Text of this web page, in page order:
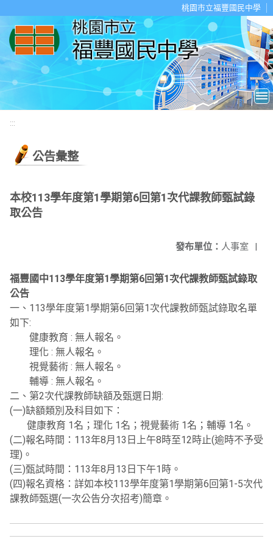
桃園市立福豐國民中學
:::
公告彙整
本校113學年度第1學期第6回第1次代課教師甄試錄
取公告
發布單位： 人事室 |
福豐國中113學年度第1學期第6回第1次代課教師甄試錄取
公告
一、113學年度第1學期第6回第1次代課教師甄試錄取名單
如下:
健康教育 : 無人報名。
理化 : 無人報名。
視覺藝術 : 無人報名。
輔導 : 無人報名。
二、第2次代課教師缺額及甄選日期:
(一)缺額類別及科目如下：
健康教育 1名；理化 1名；視覺藝術 1名；輔導 1名。
(二)報名時間：113年8月13日上午8時至12時止(逾時不予受
理)。
(三)甄試時間：113年8月13日下午1時。
(四)報名資格：詳如本校113學年度第1學期第6回第1-5次代
課教師甄選(一次公告分次招考)簡章。